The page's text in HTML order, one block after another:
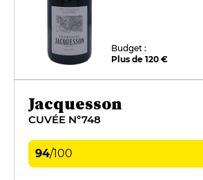
Budget :
Plus de 120 €
Jacquesson
CUVÉE N°748
94/100